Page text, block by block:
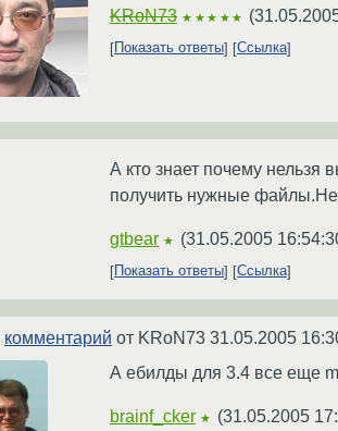
KRoN73 ★★★★★ (
Показать ответы Ссылка
А кто знает почему нельзя
получить нужные
gtbear ★ (31.05.2005
Показать ответы Ссылка
комментарий от KRoN73 31.05.2005
А ебилды для 3.4 все еще
brainf_cker ★ (31.05.2005